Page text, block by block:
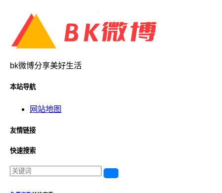
bk微博分享美好生活
本站导航
网站地图
友情链接
快速搜索